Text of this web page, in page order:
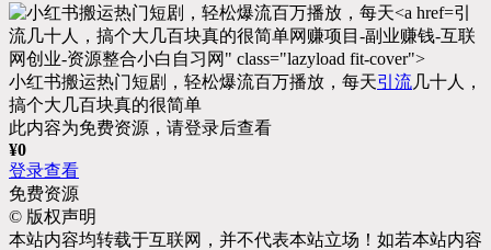
引
流几十人，搞个大几百块真的很简单网赚项目-副业赚钱-互联
网创业-资源整合小白自习网" class="lazyload fit-cover">
小红书搬运热门短剧，轻松爆流百万播放，每天引流几十人，
搞个大几百块真的很简单
此内容为免费资源，请登录后查看
¥0
登录查看
免费资源
© 版权声明
本站内容均转载于互联网，并不代表本站立场！如若本站内容